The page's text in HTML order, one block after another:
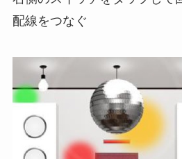
配線をつなぐ